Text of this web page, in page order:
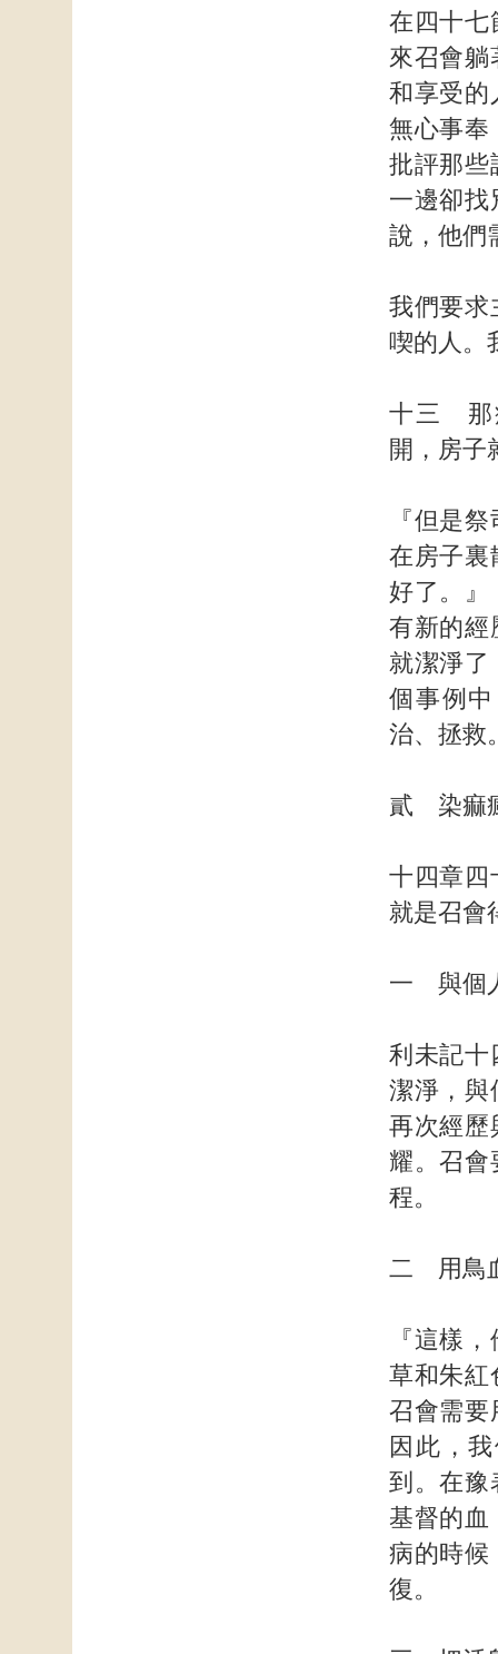
在四十七
來召會躺
和享受的
無心事奉
批評那些
一邊卻找
說，他們
我們要求
喫的人。
十三 那
開，房子
『但是
在房子裏
好了。』
有新的經
就潔淨了
個事例
治、拯救
貳 染痲
十四章四
就是召會
一 與個
利未記十
潔淨，與
再次經歷
耀。召會
程。
二 用鳥
『這樣
草和朱紅
召會需要
因此，
到。在豫
基督的血
病的時候
復。